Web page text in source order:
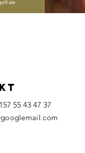
55 43 47 37